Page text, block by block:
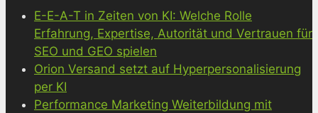
E-E-A-T in Zeiten von KI: Welche Rolle
Erfahrung, Expertise, Autorität und Vertrauen für
SEO und GEO spielen
Orion Versand setzt auf Hyperpersonalisierung
per KI
Performance Marketing Weiterbildung mit